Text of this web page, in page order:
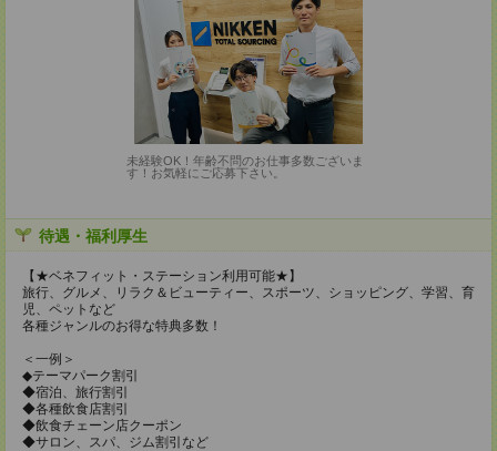
未経験OK！年齢不問のお仕事多数ございま
す！お気軽にご応募下さい。
待遇・福利厚生
【★ベネフィット・ステーション利用可能★】
旅行、グルメ、リラク＆ビューティー、スポーツ、ショッピング、学習、育
児、ペットなど
各種ジャンルのお得な特典多数！
＜一例＞
◆テーマパーク割引
◆宿泊、旅行割引
◆各種飲食店割引
◆飲食チェーン店クーポン
◆サロン、スパ、ジム割引など